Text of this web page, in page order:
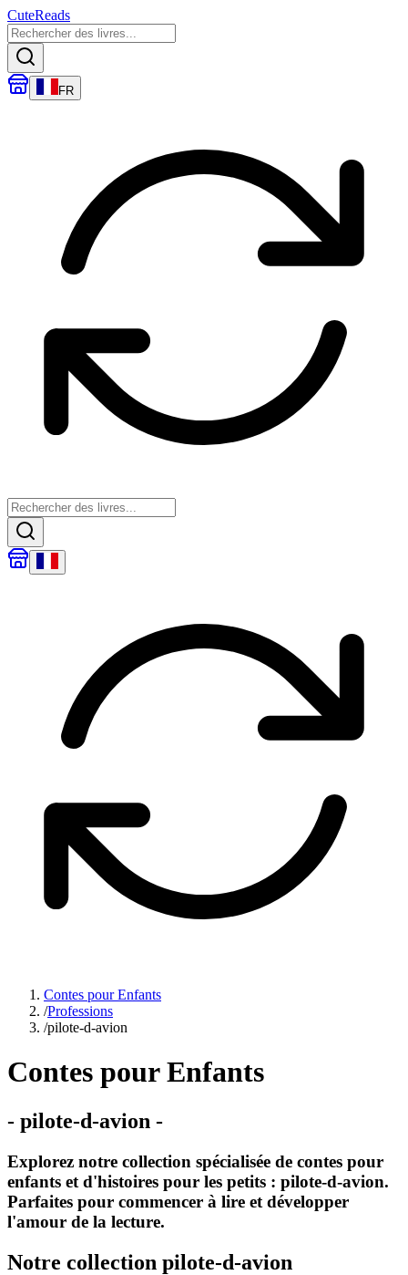
CuteReads
FR
Contes pour Enfants
/Professions
/pilote-d-avion
Contes pour Enfants
- pilote-d-avion -
Explorez notre collection spécialisée de contes pour
enfants et d'histoires pour les petits : pilote-d-avion.
Parfaites pour commencer à lire et développer
l'amour de la lecture.
Notre collection pilote-d-avion